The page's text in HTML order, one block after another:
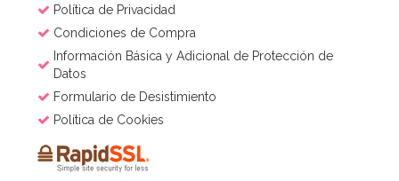
Política de Privacidad
Condiciones de Compra
Información Básica y Adicional de Protección de
Datos
Formulario de Desistimiento
Política de Cookies